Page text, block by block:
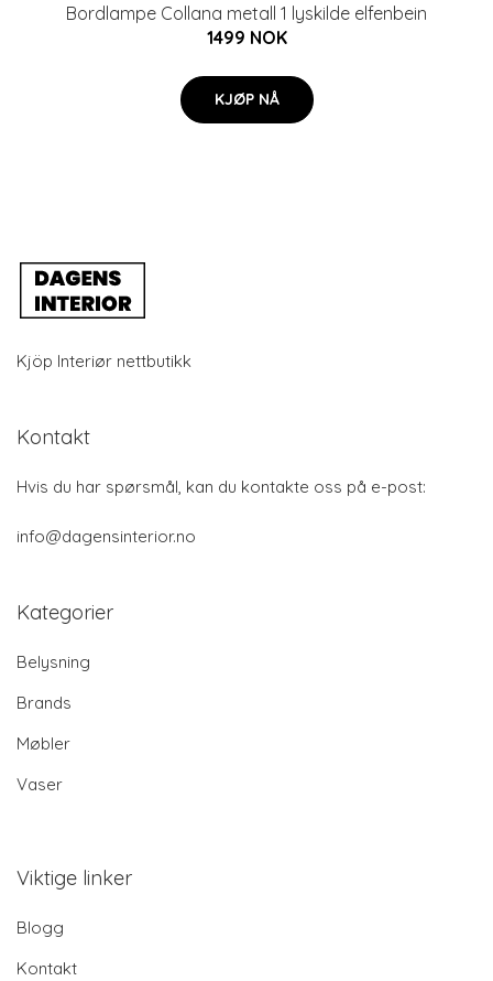
Bordlampe Collana metall 1 lyskilde elfenbein
1499 NOK
KJØP NÅ
Kjöp Interiør nettbutikk
Kontakt
Hvis du har spørsmål, kan du kontakte oss på e-post:
info@dagensinterior.no
Kategorier
Belysning
Brands
Møbler
Vaser
Viktige linker
Blogg
Kontakt